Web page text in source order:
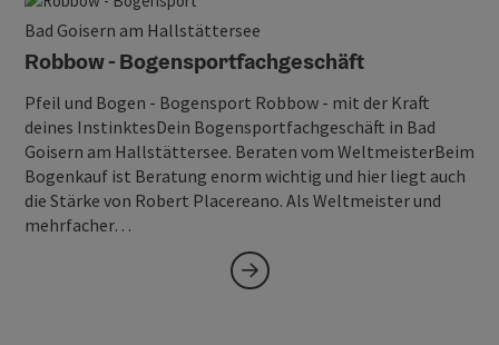
Bad Goisern am Hallstättersee
Robbow - Bogensportfachgeschäft
Pfeil und Bogen - Bogensport Robbow - mit der Kraft
deines InstinktesDein Bogensportfachgeschäft in Bad
Goisern am Hallstättersee. Beraten vom WeltmeisterBeim
Bogenkauf ist Beratung enorm wichtig und hier liegt auch
die Stärke von Robert Placereano. Als Weltmeister und
mehrfacher…